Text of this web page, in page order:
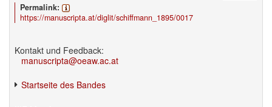
Permalink:
https://manuscripta.at/diglit/schiffmann_1895/0017
Kontakt und Feedback:
manuscripta@oeaw.ac.at
Startseite des Bandes